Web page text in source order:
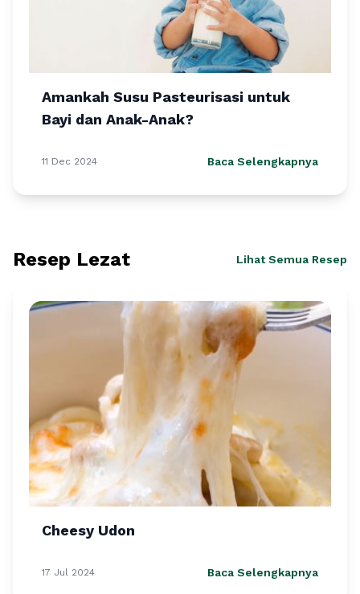
Amankah Susu Pasteurisasi untuk
Bayi dan Anak-Anak?
11 Dec 2024 Baca Selengkapnya
Resep Lezat Lihat Semua Resep
Cheesy Udon
17 Jul 2024 Baca Selengkapnya